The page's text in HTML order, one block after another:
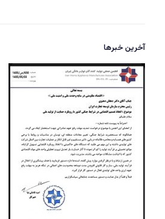
آخرین خبرها